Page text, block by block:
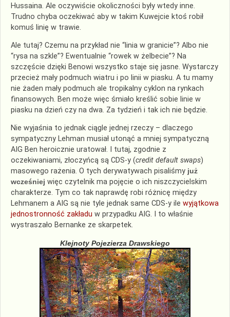
Hussaina. Ale oczywiście okoliczności były wtedy inne.
Trudno chyba oczekiwać aby w takim Kuwejcie ktoś robił
komuś linię w trawie.
Ale tutaj? Czemu na przykład nie “linia w granicie”? Albo nie
“rysa na szkle”? Ewentualnie “rowek w żelbecie”? Na
szczęście dzięki Benowi wszystko staje się jasne. Wystarczy
przecież mały podmuch wiatru i po linii w piasku. A tu mamy
nie żaden mały podmuch ale tropikalny cyklon na rynkach
finansowych. Ben może więc śmiało kreślić sobie linie w
piasku na dzień czy na dwa. Za tydzień i tak ich nie będzie.
Nie wyjaśnia to jednak ciągle jednej rzeczy – dlaczego
sympatyczny Lehman musiał utonąć a mniej sympatyczną
AIG Ben heroicznie uratował. I tutaj, zgodnie z
oczekiwaniami, złoczyńcą są CDS-y (credit default swaps)
masowego rażenia. O tych derywatywach pisaliśmy już
wcześniej więc czytelnik ma pojęcie o ich niszczycielskim
charakterze. Tym co tak naprawdę robi różnicę między
Lehmanem a AIG są nie tyle jednak same CDS-y ile wyjątkowa
jednostronność zakładu w przypadku AIG. I to właśnie
wystraszało Bernanke ze skarpetek.
Klejnoty Pojezierza Drawskiego